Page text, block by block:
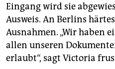
Eingang wird sie
Ausweis. An Berlins
Ausnahmen. „Wir haben
allen unseren
erlaubt“, sagt Victoria